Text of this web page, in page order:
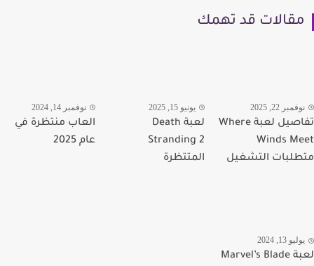
قد تهمك
22, 2025
تفاصيل لعبة Where
Winds
التشغيل
يونيو 15, 2025
لعبة Death
Stranding 2
المتتظرة
نوفمبر 14, 2024
العاب منتظرة في
عام 2025
13, 2024
لعبة Marvel’s Blade